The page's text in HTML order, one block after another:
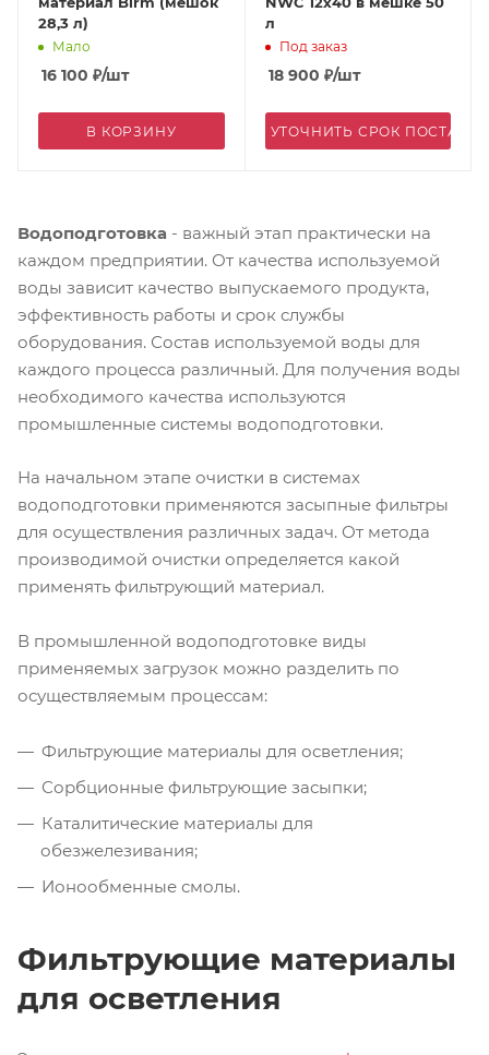
28,3 л)
Мало
16 100 ₽/шт
В КОРЗИНУ
л
Под заказ
18 900 ₽/шт
УТОЧНИТЬ СРОК
Водоподготовка - важный этап практически на
каждом предприятии. От качества используемой
воды зависит качество выпускаемого продукта,
эффективность работы и срок службы
оборудования. Состав используемой воды для
каждого процесса различный. Для получения воды
необходимого качества используются
промышленные системы водоподготовки.
На начальном этапе очистки в системах
водоподготовки применяются засыпные фильтры
для осуществления различных задач. От метода
производимой очистки определяется какой
применять фильтрующий материал.
В промышленной водоподготовке виды
применяемых загрузок можно разделить по
осуществляемым процессам:
Фильтрующие материалы для осветления;
Сорбционные фильтрующие засыпки;
Каталитические материалы для
обезжелезивания;
Ионообменные смолы.
Фильтрующие материалы
для осветления